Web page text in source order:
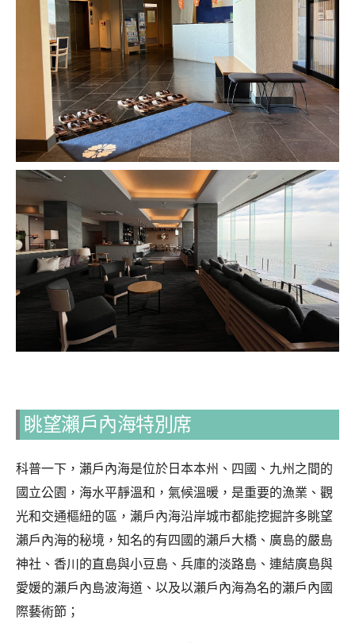
眺望瀨戶內海特別席
科普一下，瀨戶內海是位於日本本州、四國、九州之間的
國立公園，海水平靜溫和，氣候溫暖，是重要的漁業、觀
光和交通樞紐的區，瀨戶內海沿岸城市都能挖掘許多眺望
瀨戶內海的秘境，知名的有四國的瀨戶大橋、廣島的嚴島
神社、香川的直島與小豆島、兵庫的淡路島、連結廣島與
愛媛的瀨戶內島波海道、以及以瀨戶內海為名的瀨戶內國
際藝術節；